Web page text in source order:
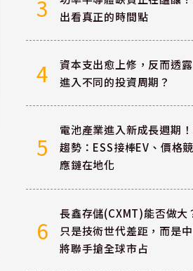
3
出看真正的時間點
4
資本支出愈上修，反而透
進入不同的投資周期？
5
電池產業進入新成長週期
趨勢：ESS接棒EV、價格
應鏈在地化
6
長鑫存儲(CXMT)能否做大
只是技術世代差距，而是
將聯手搶全球市占